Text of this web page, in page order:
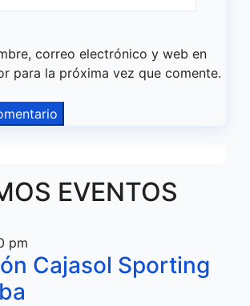
correo electrónico y web en
para la próxima vez que comente.
EVENTOS
pm
Cajasol Sporting